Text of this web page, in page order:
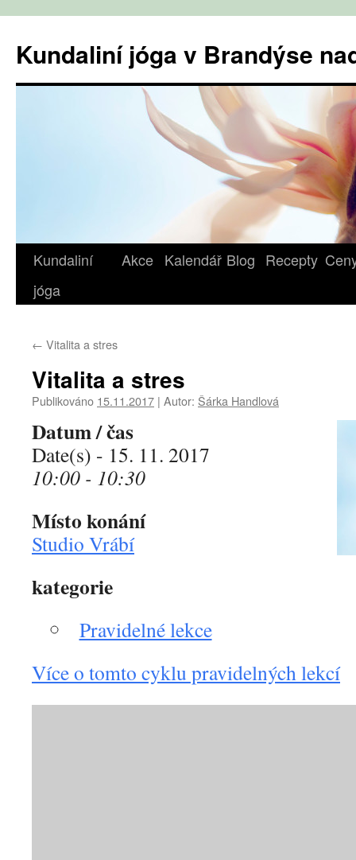
obsahu
webu
Kundaliní jóga v Brandýse
Kundaliní
jóga
Akce Kalendář Blog Recepty
← Vitalita a stres
Vitalita a stres
Publikováno 15.11.2017 | Autor: Šárka Handlová
Datum / čas
Date(s) - 15. 11. 2017
10:00 - 10:30
Místo konání
Studio Vrábí
kategorie
Pravidelné lekce
Více o tomto cyklu pravidelných lekcí